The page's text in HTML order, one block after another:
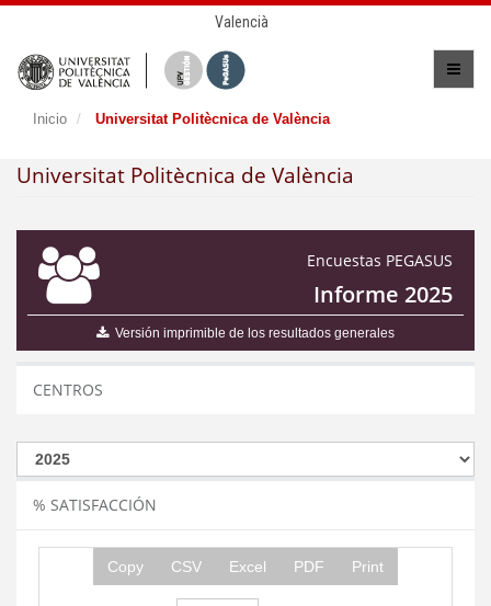
Valencià
Inicio Universitat Politècnica de València
Universitat Politècnica de València
Encuestas PEGASUS
Informe 2025
Versión imprimible de los resultados generales
CENTROS
% SATISFACCIÓN
Copy CSV Excel PDF Print